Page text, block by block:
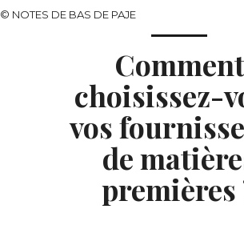
© NOTES DE BAS DE PAJE
Comment
choisissez-
vos
de
premières